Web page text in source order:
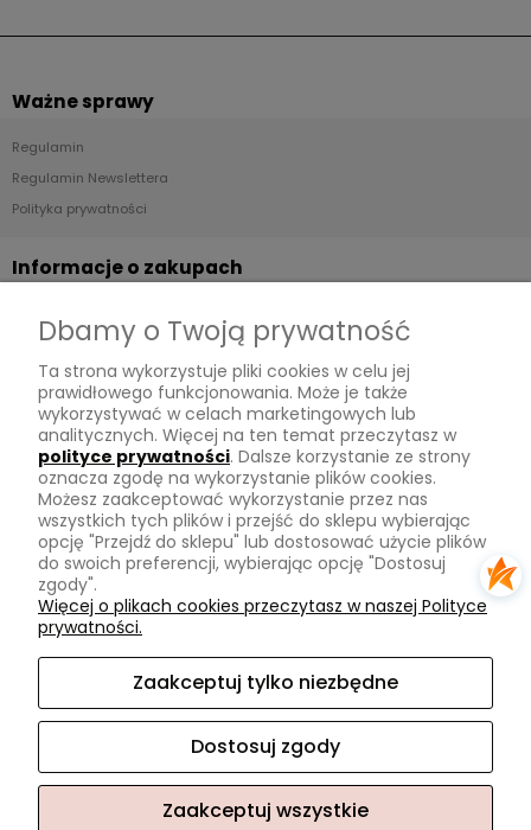
Ważne sprawy
Regulamin
Regulamin Newslettera
Polityka prywatności
Informacje o zakupach
Płatności
Zwroty
Tu mnie znajdziesz
Kontakt
O mnie
Instagram
Na skróty
Promocje
Sklep internetowy Shoper.pl
Dbamy o Twoją prywatność
Ta strona wykorzystuje pliki cookies w celu jej
prawidłowego funkcjonowania. Może je także
wykorzystywać w celach marketingowych lub
analitycznych. Więcej na ten temat przeczytasz w
polityce prywatności. Dalsze korzystanie ze strony
oznacza zgodę na wykorzystanie plików cookies.
Możesz zaakceptować wykorzystanie przez nas
wszystkich tych plików i przejść do sklepu wybierając
opcję "Przejdź do sklepu" lub dostosować użycie plików
do swoich preferencji, wybierając opcję "Dostosuj
zgody".
Więcej o plikach cookies przeczytasz w naszej Polityce
prywatności.
Zaakceptuj tylko niezbędne
Dostosuj zgody
Zaakceptuj wszystkie